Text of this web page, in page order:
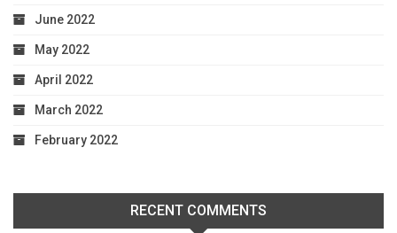
June 2022
May 2022
April 2022
March 2022
February 2022
RECENT COMMENTS